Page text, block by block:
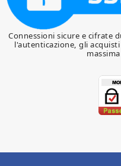
Connessioni sicure e cifrate
l'autenticazione, gli